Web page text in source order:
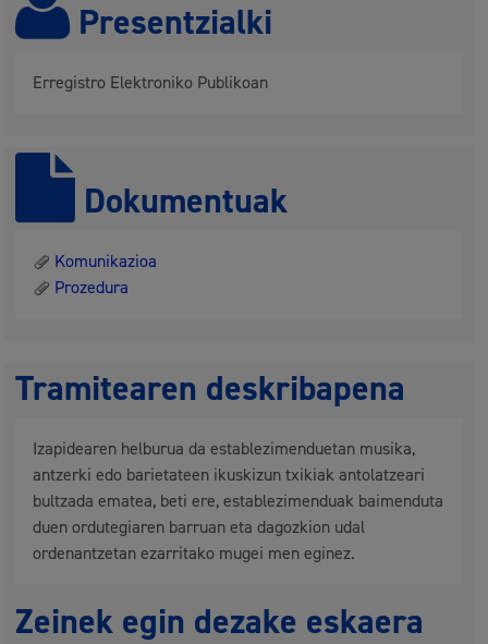
Presentzialki
Erregistro Elektroniko Publikoan
Dokumentuak
Komunikazioa
Prozedura
Tramitearen deskribapena
Izapidearen helburua da establezimenduetan musika,
antzerki edo barietateen ikuskizun txikiak antolatzeari
bultzada ematea, beti ere, establezimenduak baimenduta
duen ordutegiaren barruan eta dagozkion udal
ordenantzetan ezarritako mugei men eginez.
Zeinek egin dezake eskaera